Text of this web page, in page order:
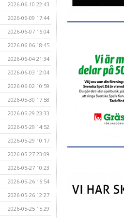
2026-06-10 22:43
2026-06-09 17:44
2026-06-07 16:04
2026-06-06 18:45
2026-06-04 21:34
2026-06-03 12:04
2026-06-02 10:59
2026-05-30 17:58
2026-05-29 23:33
2026-05-29 14:52
2026-05-29 10:17
2026-05-27 23:09
2026-05-27 10:23
2026-05-26 16:54
2026-05-26 12:27
2026-05-25 15:29